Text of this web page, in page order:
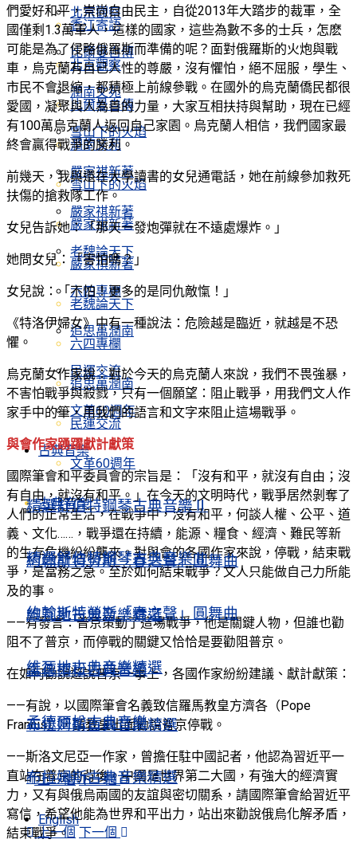
北京觀察
比爾曼自傳
潤南文苑
雪山下的火焰
嚴家祺新著
嚴家祺新著
老魏論天下
六四專欄
追思萬潤南
民運交流
文革60週年
古典音樂
精選舒伯特鋼琴古典音樂Ⅱ
約翰斯特勞斯「春之聲」圓舞曲
維瓦地古典音樂精選
孟德爾松古典音樂
布拉姆斯古典音樂精選
上一個 下一個
English
香江寄語
北京觀察
比爾曼自傳
潤南文苑
雪山下的火焰
嚴家祺新著
嚴家祺新著
老魏論天下
六四專欄
追思萬潤南
民運交流
文革60週年
古典音樂
精選舒伯特鋼琴古典音樂Ⅱ
約翰斯特勞斯「春之聲」圓舞曲
維瓦地古典音樂精選
孟德爾松古典音樂
布拉姆斯古典音樂精選
上一個 下一個
們愛好和平，崇尚自由民主，自從2013年大踏步的裁軍，全
國僅剩1.3萬軍人，這樣的國家，這些為數不多的士兵，怎麽
可能是為了侵略俄羅斯而準備的呢？面對俄羅斯的火炮與戰
車，烏克蘭有自己人性的尊嚴，沒有懼怕，絕不屈服，學生、
市民不會退縮，都積極上前線參戰。在國外的烏克蘭僑民都很
愛國，凝聚與人為善的力量，大家互相扶持與幫助，現在已經
有100萬烏克蘭人返回自己家園。烏克蘭人相信，我們國家最
終會贏得戰爭的勝利。
前幾天，我與還在大學讀書的女兒通電話，她在前線參加救死
扶傷的搶救隊工作。
女兒告訴她：「那天一發炮彈就在不遠處爆炸。」
她問女兒：「害怕嗎？」
女兒說：「不怕！更多的是同仇敵愾！」
《特洛伊婦女》中有一種說法：危險越是臨近，就越是不恐
懼。
烏克蘭女作家說：對於今天的烏克蘭人來說，我們不畏強暴，
不害怕戰爭與殺戮，只有一個願望：阻止戰爭，用我們文人作
家手中的筆，用我們的語言和文字來阻止這場戰爭。
與會作家踴躍獻計獻策
國際筆會和平委員會的宗旨是：「沒有和平，就沒有自由；沒
有自由，就沒有和平。」在今天的文明時代，戰爭居然剝奪了
人們的正常生活，在戰爭中，沒有和平，何談人權、公平、道
義、文化……，戰爭還在持續，能源、糧食、經濟、難民等新
的生存危機紛紛襲來。對與會的各國作家來說，停戰，結束戰
爭，是當務之急。至於如何結束戰爭？文人只能做自己力所能
及的事。
——有發言：普京策動了這場戰爭，他是關鍵人物，但誰也勸
阻不了普京，而停戰的關鍵又恰恰是要勸阻普京。
在如何勸說遊說普京一事上，各國作家紛紛建議、獻計獻策：
——有說，以國際筆會名義致信羅馬教皇方濟各（Pope
Francis），請教皇出面勸說普京停戰。
——斯洛文尼亞一作家，曾擔任駐中國記者，他認為習近平一
直站在普京的背後。中國是世界第二大國，有強大的經濟實
力，又有與俄烏兩國的友誼與密切關系，請國際筆會給習近平
寫信，希望他能為世界和平出力，站出來勸說俄烏化解矛盾，
結束戰爭。